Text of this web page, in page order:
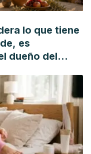
Technology reinvents
eric.ed.gov/?
lo que tiene
es
dueño del